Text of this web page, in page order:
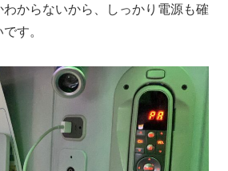
からないから、しっかり電源も確
す。